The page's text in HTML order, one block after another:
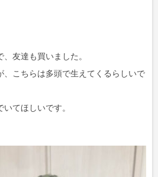
友達も買いました。
、こちらは多頭で生えてくるらしいで
てほしいです。